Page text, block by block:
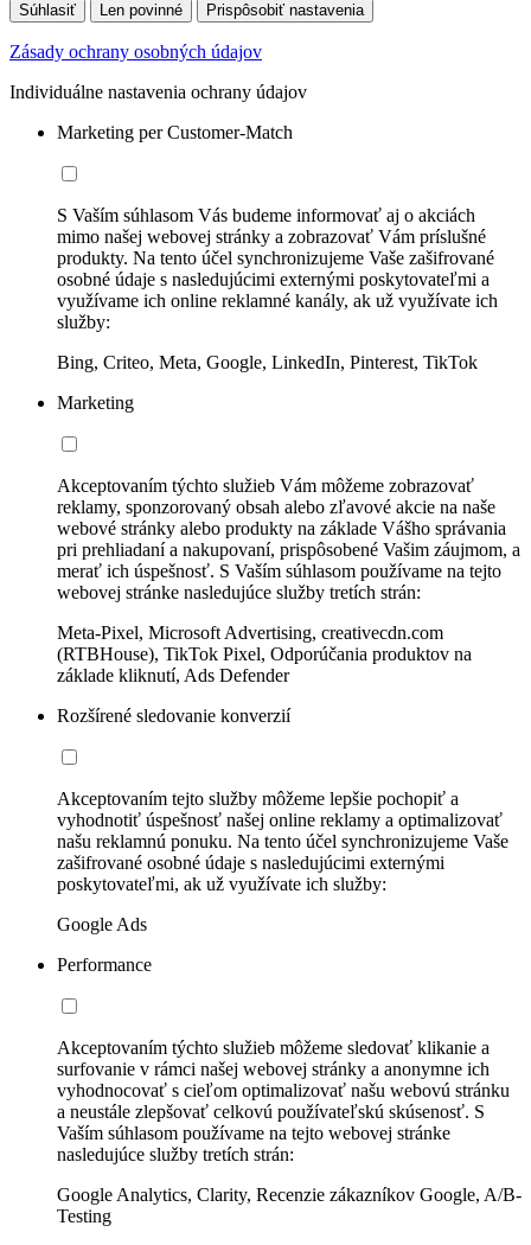
Súhlasiť Len povinné Prispôsobiť nastavenia
Zásady ochrany osobných údajov
Individuálne nastavenia ochrany údajov
Marketing per Customer-Match
S Vaším súhlasom Vás budeme informovať aj o akciách
mimo našej webovej stránky a zobrazovať Vám príslušné
produkty. Na tento účel synchronizujeme Vaše zašifrované
osobné údaje s nasledujúcimi externými poskytovateľmi a
využívame ich online reklamné kanály, ak už využívate ich
služby:
Bing, Criteo, Meta, Google, LinkedIn, Pinterest, TikTok
Marketing
Akceptovaním týchto služieb Vám môžeme zobrazovať
reklamy, sponzorovaný obsah alebo zľavové akcie na naše
webové stránky alebo produkty na základe Vášho správania
pri prehliadaní a nakupovaní, prispôsobené Vašim záujmom, a
merať ich úspešnosť. S Vaším súhlasom používame na tejto
webovej stránke nasledujúce služby tretích strán:
Meta-Pixel, Microsoft Advertising, creativecdn.com
(RTBHouse), TikTok Pixel, Odporúčania produktov na
základe kliknutí, Ads Defender
Rozšírené sledovanie konverzií
Akceptovaním tejto služby môžeme lepšie pochopiť a
vyhodnotiť úspešnosť našej online reklamy a optimalizovať
našu reklamnú ponuku. Na tento účel synchronizujeme Vaše
zašifrované osobné údaje s nasledujúcimi externými
poskytovateľmi, ak už využívate ich služby:
Google Ads
Performance
Akceptovaním týchto služieb môžeme sledovať klikanie a
surfovanie v rámci našej webovej stránky a anonymne ich
vyhodnocovať s cieľom optimalizovať našu webovú stránku
a neustále zlepšovať celkovú používateľskú skúsenosť. S
Vaším súhlasom používame na tejto webovej stránke
nasledujúce služby tretích strán:
Google Analytics, Clarity, Recenzie zákazníkov Google, A/B-
Testing